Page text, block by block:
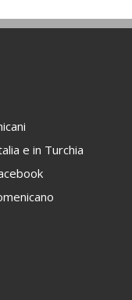
e in Turchia